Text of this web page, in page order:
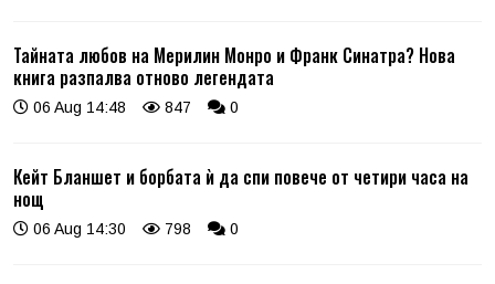
Тайната любов на Мерилин Монро и Франк Синатра? Нова
книга разпалва отново легендата
06 Aug 14:48 847 0
Кейт Бланшет и борбата ѝ да спи повече от четири часа на
нощ
06 Aug 14:30 798 0